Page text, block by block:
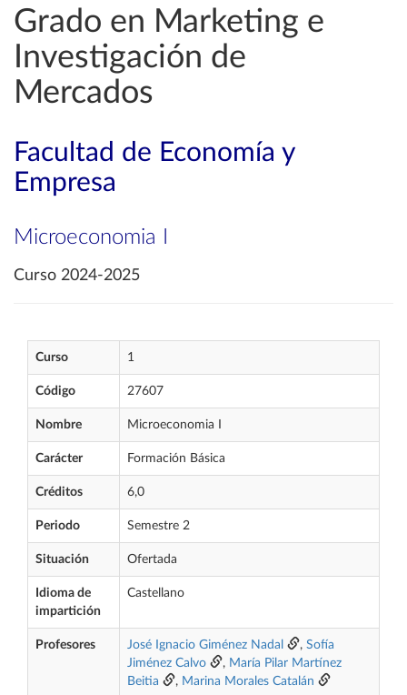
Grado en Marketing e
Investigación de
Mercados
Facultad de Economía y
Empresa
Microeconomia I
Curso 2024-2025
Curso 1
Código 27607
Nombre Microeconomia I
Carácter Formación Básica
Créditos 6,0
Periodo Semestre 2
Situación Ofertada
Idioma de
impartición
Castellano
Profesores José Ignacio Giménez Nadal , Sofía
Jiménez Calvo
, María Pilar Martínez
Beitia
, Marina Morales Catalán